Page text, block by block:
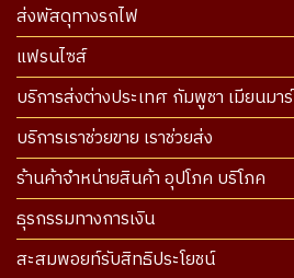
ส่งพัสดุทางรถไฟ
แฟรนไซส์
บริการส่งต่างประเทศ กัมพูชา เมียนมาร์
บริการเราช่วยขาย เราช่วยส่ง
ร้านค้าจำหน่ายสินค้า อุปโภค บริโภค
ธุรกรรมทางการเงิน
สะสมพอยท์รับสิทธิประโยชน์